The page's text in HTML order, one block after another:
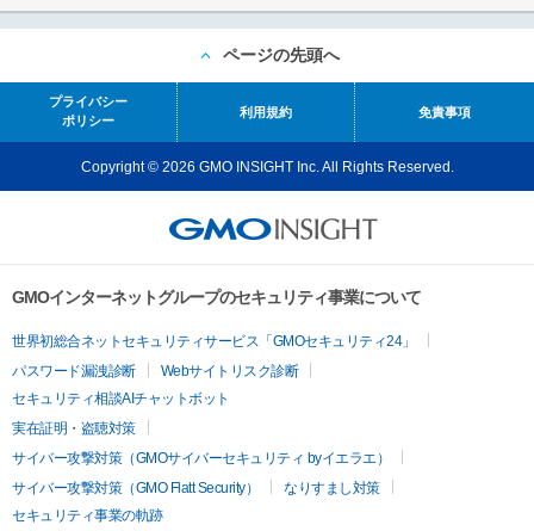
ページの先頭へ
プライバシー
ポリシー
利用規約 免責事項
Copyright © 2026 GMO INSIGHT Inc. All Rights Reserved.
GMOインターネットグループのセキュリティ事業について
世界初総合ネットセキュリティサービス「GMOセキュリティ24」
パスワード漏洩診断
Webサイトリスク診断
セキュリティ相談AIチャットボット
実在証明・盗聴対策
サイバー攻撃対策（GMOサイバーセキュリティ byイエラエ）
サイバー攻撃対策（GMO Flatt Security）
なりすまし対策
セキュリティ事業の軌跡